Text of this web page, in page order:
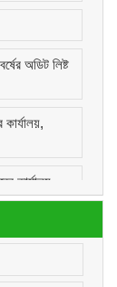
অডিট লিষ্ট
কার্যালয়,
অপারেটর, উপকর
এর